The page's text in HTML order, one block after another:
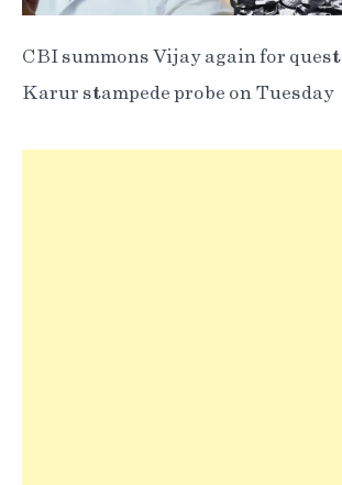
CBI summons Vijay again for
Karur stampede probe on Tuesday